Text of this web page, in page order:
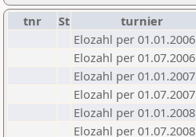
tnr St turnier
Elozahl per 01.01.2006
Elozahl per 01.07.2006
Elozahl per 01.01.2007
Elozahl per 01.07.2007
Elozahl per 01.01.2008
Elozahl per 01.07.2008